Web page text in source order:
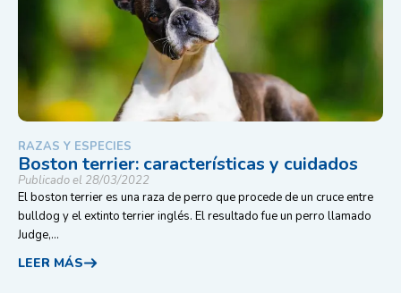
RAZAS Y ESPECIES
Boston terrier: características y cuidados
Publicado el 28/03/2022
El boston terrier es una raza de perro que procede de un cruce entre
bulldog y el extinto terrier inglés. El resultado fue un perro llamado
Judge,...
LEER MÁS